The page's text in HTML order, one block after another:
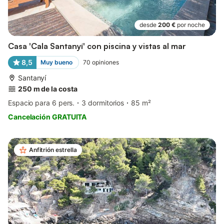
desde 200 € por noche
Casa 'Cala Santanyí' con piscina y vistas al mar
8,5 Muy bueno 70 opiniones
Santanyí
250 m de la costa
Espacio para 6 pers.
3 dormitorios
85 m²
Cancelación GRATUITA
Anfitrión estrella